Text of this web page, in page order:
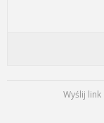
Wyślij link